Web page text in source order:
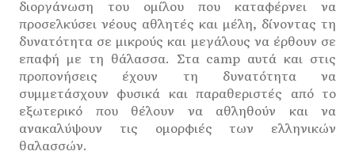
διοργάνωση του ομίλου που καταφέρνει να
προσελκύσει νέους αθλητές και μέλη, δίνοντας τη
δυνατότητα σε μικρούς και μεγάλους να έρθουν σε
επαφή με τη θάλασσα. Στα camp αυτά και στις
προπονήσεις έχουν τη δυνατότητα να
συμμετάσχουν φυσικά και παραθεριστές από το
εξωτερικό που θέλουν να αθληθούν και να
ανακαλύψουν τις ομορφιές των ελληνικών
θαλασσών.